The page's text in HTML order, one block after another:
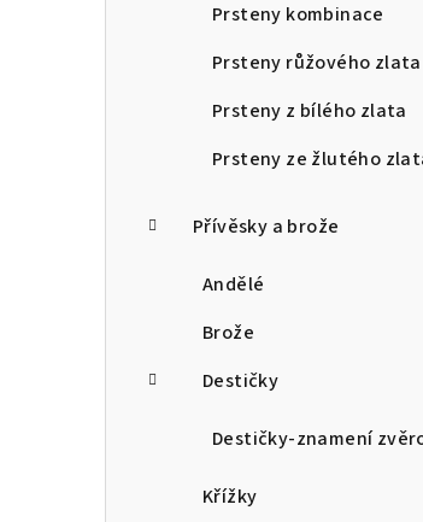
Prsteny kombinace
Prsteny růžového zlata
Prsteny z bílého zlata
Prsteny ze žlutého
Přívěsky a brože
Andělé
Brože
Destičky
Destičky-znamení
Křížky